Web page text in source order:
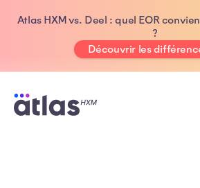
Atlas HXM vs. Deel : quel EOR
?
Découvrir les